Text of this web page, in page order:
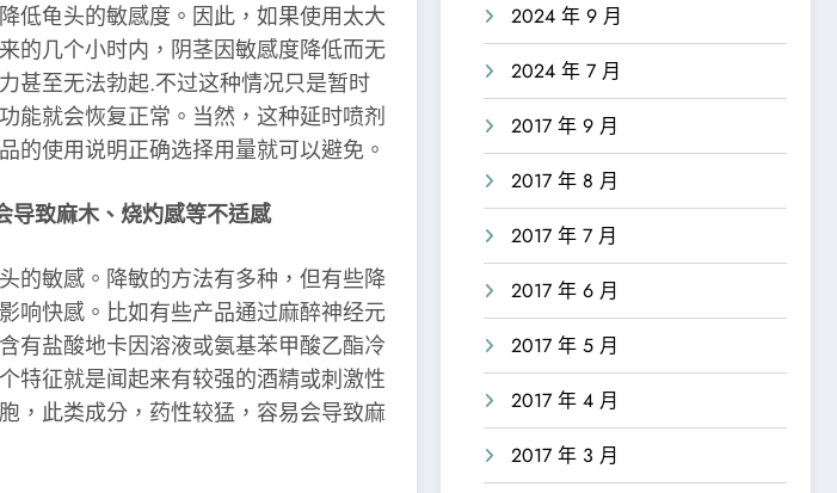
龟头的敏感度。因此，如果使用太大
的几个小时内，阴茎因敏感度降低而无
甚至无法勃起.不过这种情况只是暂时
能就会恢复正常。当然，这种延时喷剂
的使用说明正确选择用量就可以避免。
导致麻木、烧灼感等不适感
敏感。降敏的方法有多种，但有些降
响快感。比如有些产品通过麻醉神经元
有盐酸地卡因溶液或氨基苯甲酸乙酯冷
特征就是闻起来有较强的酒精或刺激性
，此类成分，药性较猛，容易会导致麻
2024 年 9 月
2024 年 7 月
2017 年 9 月
2017 年 8 月
2017 年 7 月
2017 年 6 月
2017 年 5 月
2017 年 4 月
2017 年 3 月